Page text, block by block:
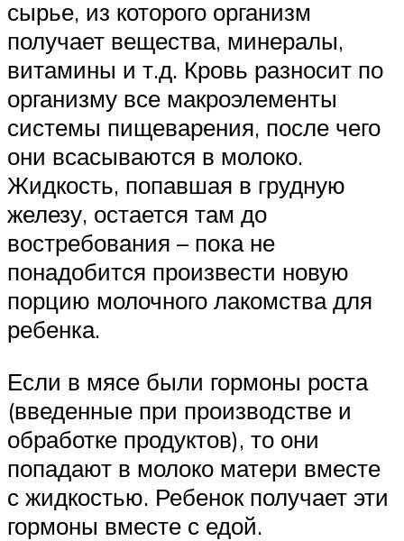
сырье, из которого организм
получает вещества, минералы,
витамины и т.д. Кровь разносит по
организму все макроэлементы
системы пищеварения, после чего
они всасываются в молоко.
Жидкость, попавшая в грудную
железу, остается там до
востребования – пока не
понадобится произвести новую
порцию молочного лакомства для
ребенка.
Если в мясе были гормоны роста
(введенные при производстве и
обработке продуктов), то они
попадают в молоко матери вместе
с жидкостью. Ребенок получает эти
гормоны вместе с едой.